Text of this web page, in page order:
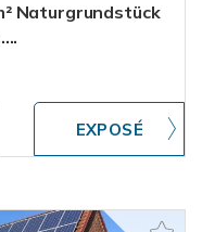
Naturgrundstück